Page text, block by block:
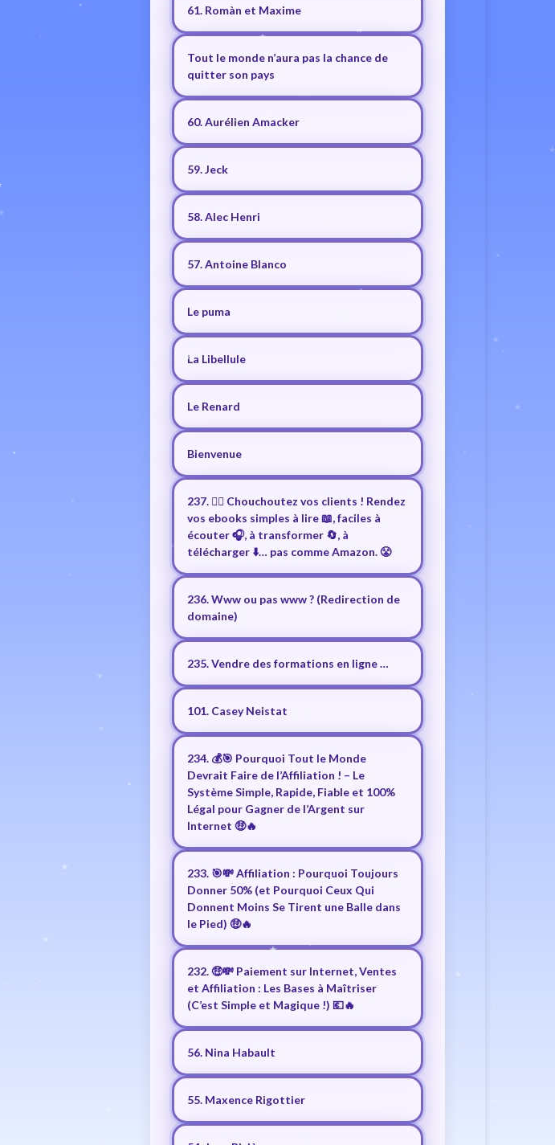
61. Romàn et Maxime
Tout le monde n’aura pas la chance de
quitter son pays
60. Aurélien Amacker
59. Jeck
58. Alec Henri
57. Antoine Blanco
Le puma
La Libellule
Le Renard
Bienvenue
237. ❤️‍🔥 Chouchoutez vos clients ! Rendez
vos ebooks simples à lire 📖, faciles à
écouter 🎧, à transformer 🔄, à
télécharger ⬇️… pas comme Amazon. 😤
236. Www ou pas www ? (Redirection de
domaine)
235. Vendre des formations en ligne …
101. Casey Neistat
234. 💰🎯 Pourquoi Tout le Monde
Devrait Faire de l’Affiliation ! – Le
Système Simple, Rapide, Fiable et 100%
Légal pour Gagner de l’Argent sur
Internet 🤑🔥
233. 🎯💸 Affiliation : Pourquoi Toujours
Donner 50% (et Pourquoi Ceux Qui
Donnent Moins Se Tirent une Balle dans
le Pied) 🤑🔥
232. 🤑💸 Paiement sur Internet, Ventes
et Affiliation : Les Bases à Maîtriser
(C’est Simple et Magique !) 💶🔥
56. Nina Habault
55. Maxence Rigottier